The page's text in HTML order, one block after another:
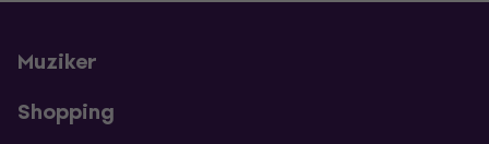
Muziker
Shopping